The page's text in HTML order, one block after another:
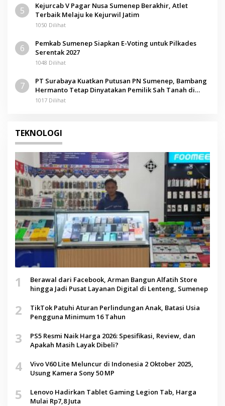
5
Kejurcab V Pagar Nusa Sumenep Berakhir, Atlet
Terbaik Melaju ke Kejurwil Jatim
1050 Dilihat
6
Pemkab Sumenep Siapkan E-Voting untuk Pilkades
Serentak 2027
1048 Dilihat
7
PT Surabaya Kuatkan Putusan PN Sumenep, Bambang
Hermanto Tetap Dinyatakan Pemilik Sah Tanah di
Pamolokan
1017 Dilihat
TEKNOLOGI
1
Berawal dari Facebook, Arman Bangun Alfatih Store
hingga Jadi Pusat Layanan Digital di Lenteng, Sumenep
2
TikTok Patuhi Aturan Perlindungan Anak, Batasi Usia
Pengguna Minimum 16 Tahun
3
PS5 Resmi Naik Harga 2026: Spesifikasi, Review, dan
Apakah Masih Layak Dibeli?
4
Vivo V60 Lite Meluncur di Indonesia 2 Oktober 2025,
Usung Kamera Sony 50 MP
5
Lenovo Hadirkan Tablet Gaming Legion Tab, Harga
Mulai Rp7,8 Juta